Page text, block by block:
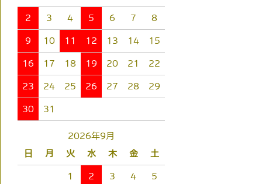
2 3 4 5 6 7 8
9 10 11 12 13 14 15
16 17 18 19 20 21 22
23 24 25 26 27 28 29
30 31
2026年9月
日
月 火 水 木 金 土
1 2 3 4 5